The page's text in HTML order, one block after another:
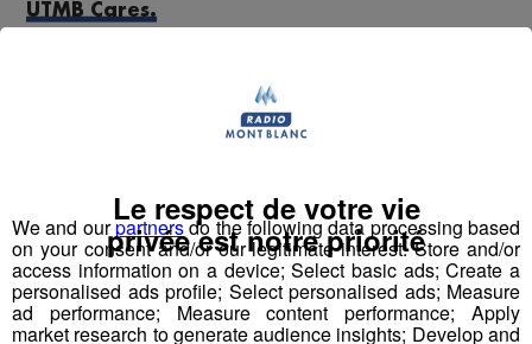
UTMB Cares.
We and ourpartnersdo the following data processing based
on your consent and/or our legitimate interest: Store and/or
access information on a device; Select basic ads; Create a
personalised ads profile; Select personalised ads; Measure
ad performance; Measure content performance; Apply
market research to generate audience insights; Develop and
Le respect de votre vie
privée est notre priorité